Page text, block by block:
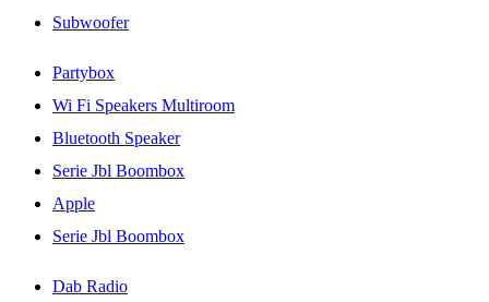
Subwoofer
Partybox
Wi Fi Speakers Multiroom
Bluetooth Speaker
Serie Jbl Boombox
Apple
Serie Jbl Boombox
Dab Radio